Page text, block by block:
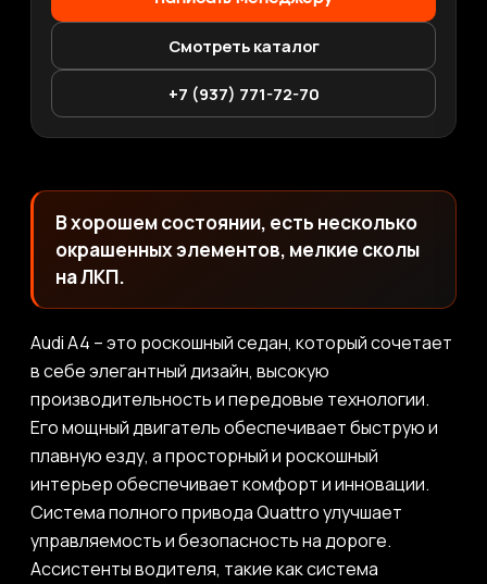
Смотреть каталог
+7 (937) 771-72-70
В хорошем состоянии, есть несколько
окрашенных элементов, мелкие сколы
на ЛКП.
Audi A4 – это роскошный седан, который сочетает
в себе элегантный дизайн, высокую
производительность и передовые технологии.
Его мощный двигатель обеспечивает быструю и
плавную езду, а просторный и роскошный
интерьер обеспечивает комфорт и инновации.
Система полного привода Quattro улучшает
управляемость и безопасность на дороге.
Ассистенты водителя, такие как система